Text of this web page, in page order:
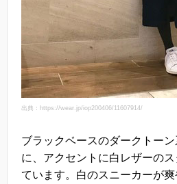
出典：https://wear.jp/iop200406/11607914/
ブラックベースのダークトー
に、アクセントに白レザーの
ています。白のスニーカーが爽